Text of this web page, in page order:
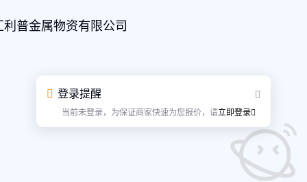
利普金属物资有限公司
登录提醒
当前未登录，为保证商家快速为您报价，请立即登录